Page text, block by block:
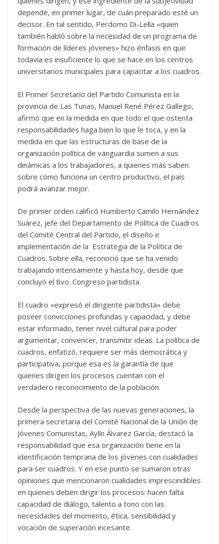
depende, en primer lugar, de cuán preparado esté un
decisor. En tal sentido, Perdomo Di-Lella «quien
también habló sobre la necesidad de un programa de
formación de líderes jóvenes» hizo énfasis en que
todavía es insuficiente lo que se hace en los centros
universitarios municipales para capacitar a los cuadros.
El Primer Secretario del Partido Comunista en la
provincia de Las Tunas, Manuel René Pérez Gallego,
afirmó que en la medida en que todo el que ostenta
responsabilidades haga bien lo que le toca, y en la
medida en que las estructuras de base de la
organización política de vanguardia sumen a sus
dinámicas a los trabajadores, a quienes más saben
sobre cómo funciona un centro productivo, el país
podrá avanzar mejor.
De primer orden calificó Humberto Camilo Hernández
Suárez, jefe del Departamento de Política de Cuadros
del Comité Central del Partido, el diseño e
implementación de la Estrategia de la Política de
Cuadros. Sobre ella, reconoció que se ha venido
trabajando intensamente y hasta hoy, desde que
concluyó el 8vo. Congreso partidista.
El cuadro «expresó el dirigente partidista» debe
poseer convicciones profundas y capacidad, y debe
estar informado, tener nivel cultural para poder
argumentar, convencer, transmitir ideas. La política de
cuadros, enfatizó, requiere ser más democrática y
participativa, porque esa es la garantía de que
quienes dirigen los procesos cuentan con el
verdadero reconocimiento de la población.
Desde la perspectiva de las nuevas generaciones, la
primera secretaria del Comité Nacional de la Unión de
Jóvenes Comunistas, Aylín Álvarez García, destacó la
responsabilidad que esa organización tiene en la
identificación temprana de los jóvenes con cualidades
para ser cuadros. Y en ese punto se sumaron otras
opiniones que mencionaron cualidades imprescindibles
en quienes deben dirigir los procesos: hacen falta
capacidad de diálogo, talento a tono con las
necesidades del momento, ética, sensibilidad y
vocación de superación incesante.